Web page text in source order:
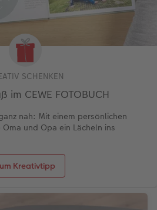
SCHENKEN
im CEWE FOTOBUCH
nah: Mit einem persönlichen
und Opa ein Lächeln ins
Kreativtipp